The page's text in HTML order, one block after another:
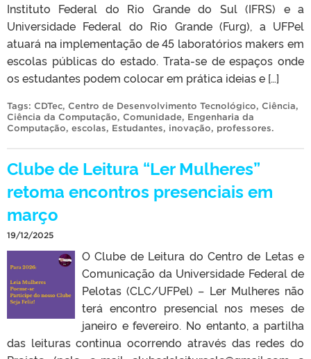
Instituto Federal do Rio Grande do Sul (IFRS) e a
Universidade Federal do Rio Grande (Furg), a UFPel
atuará na implementação de 45 laboratórios makers em
escolas públicas do estado. Trata-se de espaços onde
os estudantes podem colocar em prática ideias e […]
Tags: CDTec, Centro de Desenvolvimento Tecnológico, Ciência,
Ciência da Computação, Comunidade, Engenharia da
Computação, escolas, Estudantes, inovação, professores.
Clube de Leitura “Ler Mulheres”
retoma encontros presenciais em
março
19/12/2025
O Clube de Leitura do Centro de Letas e
Comunicação da Universidade Federal de
Pelotas (CLC/UFPel) – Ler Mulheres não
terá encontro presencial nos meses de
janeiro e fevereiro. No entanto, a partilha
das leituras continua ocorrendo através das redes do